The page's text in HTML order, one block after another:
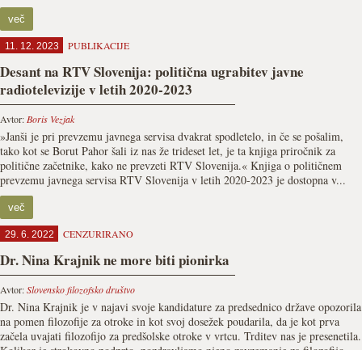
več
11. 12. 2023 PUBLIKACIJE
Desant na RTV Slovenija: politična ugrabitev javne
radiotelevizije v letih 2020-2023
Avtor: Boris Vezjak
»Janši je pri prevzemu javnega servisa dvakrat spodletelo, in če se pošalim,
tako kot se Borut Pahor šali iz nas že trideset let, je ta knjiga priročnik za
politične začetnike, kako ne prevzeti RTV Slovenija.« Knjiga o političnem
prevzemu javnega servisa RTV Slovenija v letih 2020-2023 je dostopna v...
več
29. 6. 2022 CENZURIRANO
Dr. Nina Krajnik ne more biti pionirka
Avtor:Slovensko filozofsko društvo
Dr. Nina Krajnik je v najavi svoje kandidature za predsednico države opozorila
na pomen filozofije za otroke in kot svoj dosežek poudarila, da je kot prva
začela uvajati filozofijo za predšolske otroke v vrtcu. Trditev nas je presenetila.